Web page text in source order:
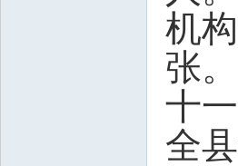
机
张。
十
全